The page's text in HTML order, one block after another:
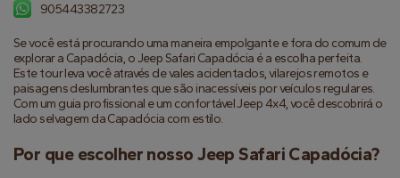
Se você está procurando uma maneira empolgante e fora do comum de
explorar a Capadócia, o Jeep Safari Capadócia é a escolha perfeita.
Este tour leva você através de vales acidentados, vilarejos remotos e
paisagens deslumbrantes que são inacessíveis por veículos regulares.
Com um guia profissional e um confortável Jeep 4x4, você descobrirá o
lado selvagem da Capadócia com estilo.
Por que escolher nosso Jeep Safari Capadócia?
905443382723